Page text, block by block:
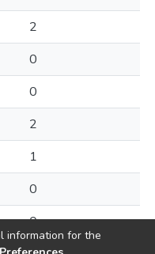
2
0
0
2
1
0
0
information for the